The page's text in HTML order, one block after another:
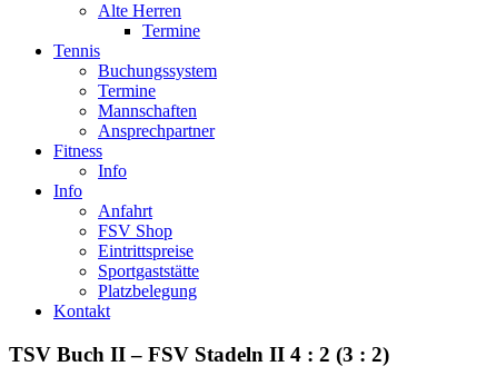
Alte Herren
Termine
Tennis
Buchungssystem
Termine
Mannschaften
Ansprechpartner
Fitness
Info
Info
Anfahrt
FSV Shop
Eintrittspreise
Sportgaststätte
Platzbelegung
Kontakt
TSV Buch II – FSV Stadeln II 4 : 2 (3 : 2)